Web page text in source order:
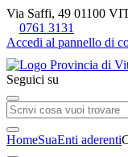
Via Saffi, 49 01100
0761 3131
Accedi al pannello di
Seguici su
HomeSuaEnti aderenti